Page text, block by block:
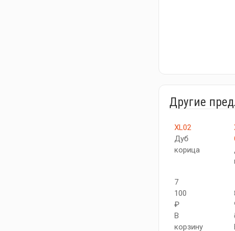
Другие
XL02
Дуб
корица
7
100
₽
В
корзину